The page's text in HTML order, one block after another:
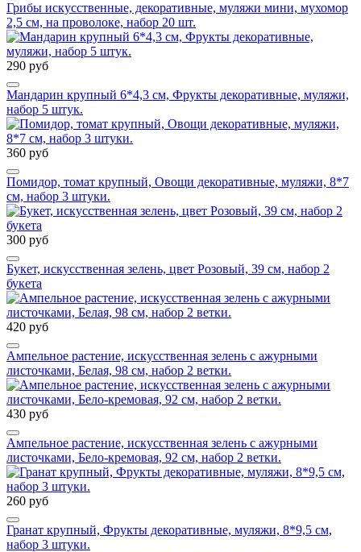
Грибы искусственные, декоративные, муляжи мини, мухомор
2,5 см, на проволоке, набор 20 шт.
290 руб
Мандарин крупный 6*4,3 см, Фрукты декоративные, муляжи,
набор 5 штук.
360 руб
Помидор, томат крупный, Овощи декоративные, муляжи, 8*7
см, набор 3 штуки.
300 руб
Букет, искусственная зелень, цвет Розовый, 39 см, набор 2
букета
420 руб
Ампельное растение, искусственная зелень с ажурными
листочками, Белая, 98 см, набор 2 ветки.
430 руб
Ампельное растение, искусственная зелень с ажурными
листочками, Бело-кремовая, 92 см, набор 2 ветки.
260 руб
Гранат крупный, Фрукты декоративные, муляжи, 8*9,5 см,
набор 3 штуки.